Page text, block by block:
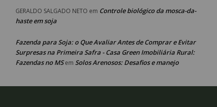
GERALDO SALGADO NETO em Controle biológico da mosca-da-
haste em soja
Fazenda para Soja: o Que Avaliar Antes de Comprar e Evitar
Surpresas na Primeira Safra - Casa Green Imobiliária Rural:
Fazendas no MSem Solos Arenosos: Desafios e manejo